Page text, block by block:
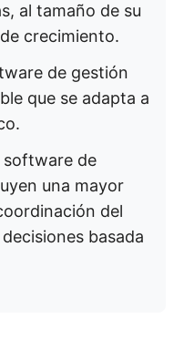
al tamaño de su
crecimiento.
de gestión
que se adapta a
software de
una mayor
del
basada